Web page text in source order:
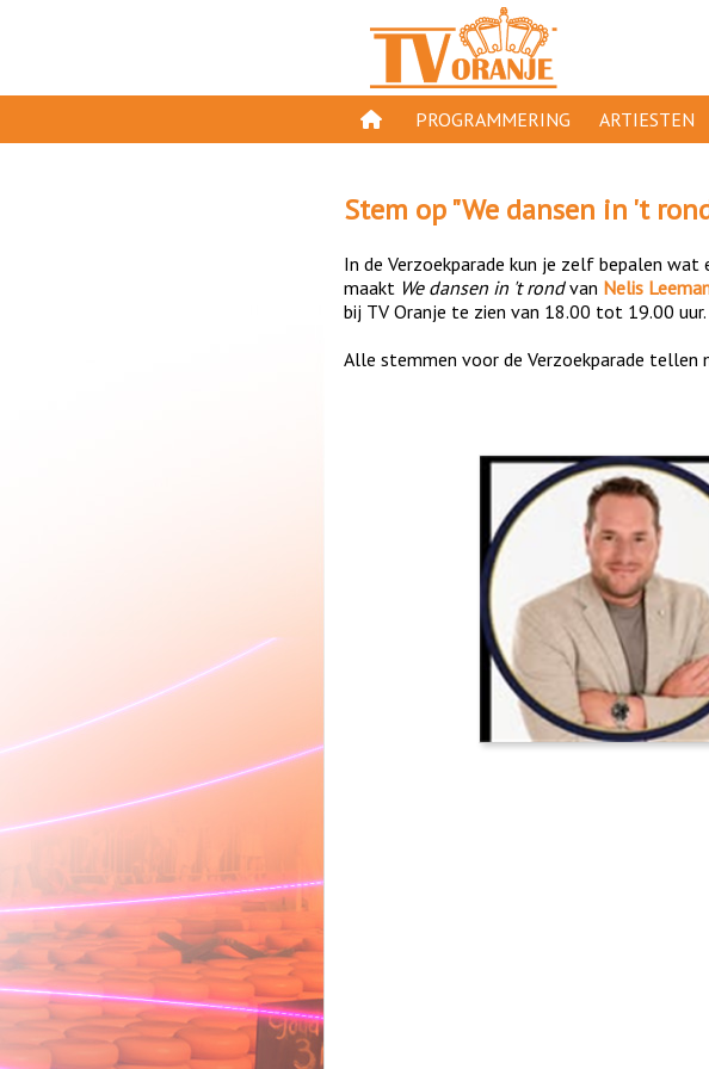
PROGRAMMERING
GESPEELD OP TV ORANJE
ORANJE KROON
TV ORANJE TOP 1000
11 VAN ORANJE
ARTIESTEN
Stem op "We dansen in 't
In de Verzoekparade kun je zelf bepalen wat
maakt We dansen in 't rondvan Nelis
bij TV Oranje te zien van 18.00 tot 19.00 uur.
Alle stemmen voor de Verzoekparade tellen